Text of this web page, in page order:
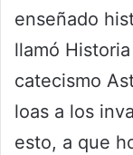
enseñado
llamó
catecismo
loas a los
esto, a que